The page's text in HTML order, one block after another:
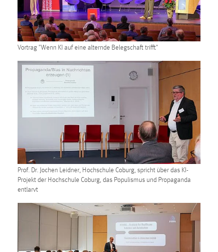
Vortrag "Wenn KI auf eine alternde Belegschaft trifft"
Prof. Dr. Jochen Leidner, Hochschule Coburg, spricht über das KI-
Projekt der Hochschule Coburg, das Populismus und Propaganda
entlarvt